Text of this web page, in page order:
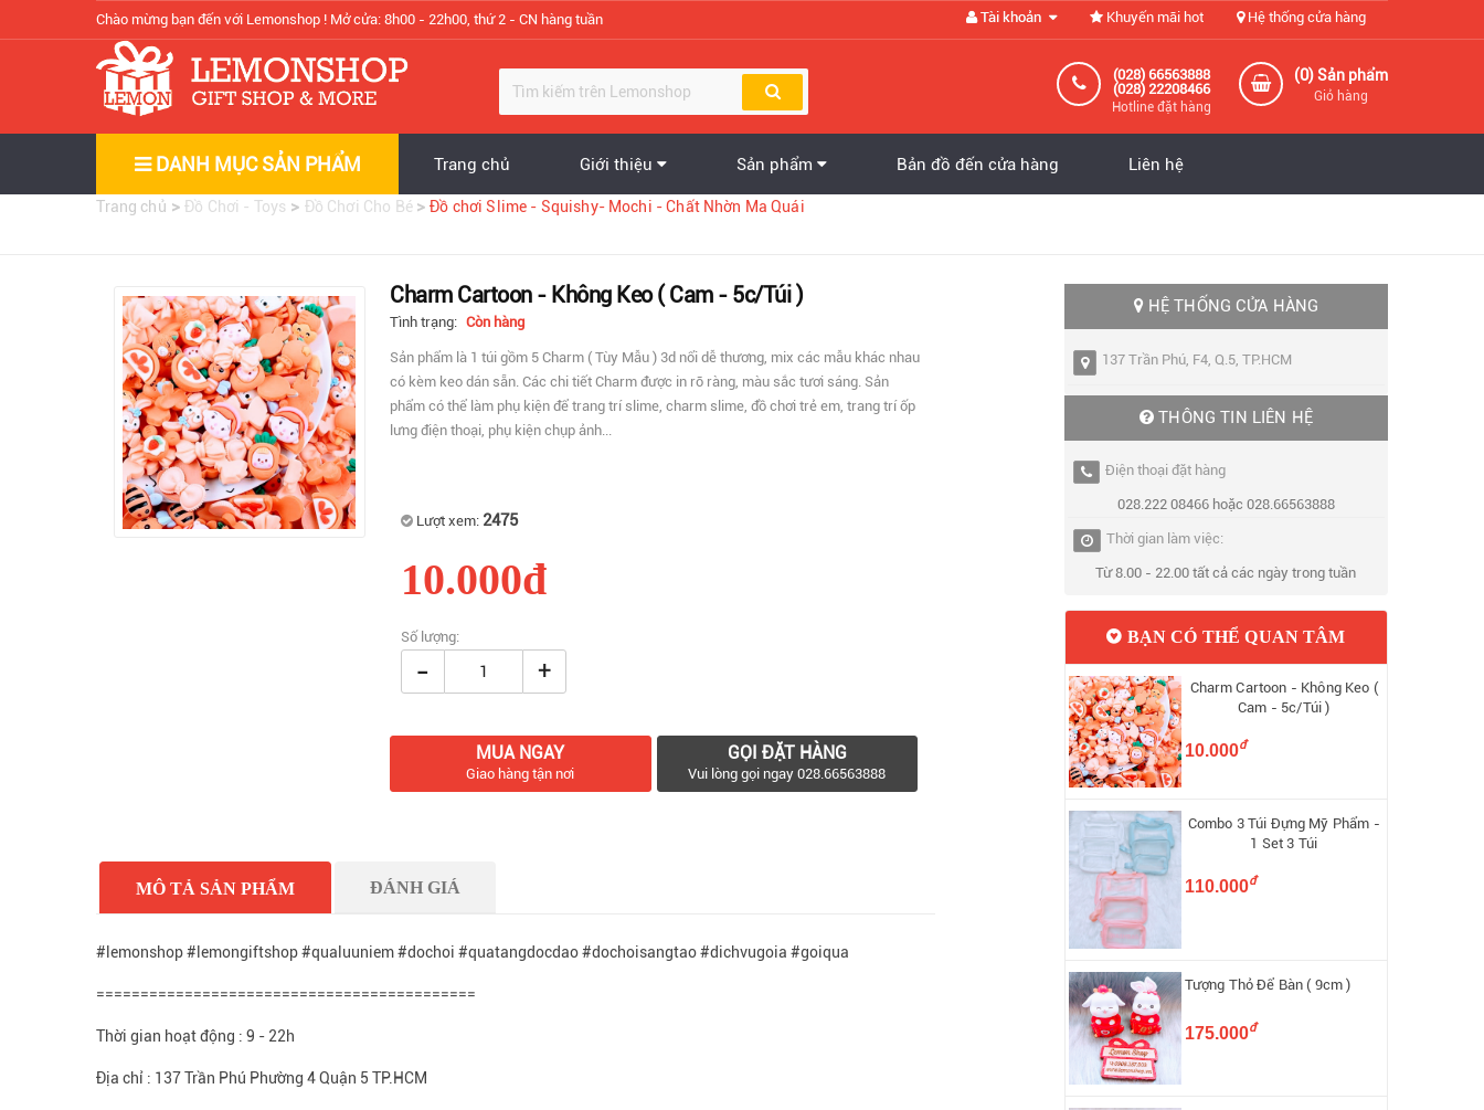
Chào mừng bạn đến với Lemonshop ! Mở cửa: 8h00 - 22h00, thứ 2 - CN hàng tuần Tài khoản Khuyến mãi hot Hệ thống cửa hàng
(0) Sản phẩm
Giỏ hàng
(028) 66563888
(028) 22208466
Hotline đặt hàng
DANH MỤC SẢN PHẨM Trang chủ Giới thiệu Sản phẩm Bản đồ đến cửa hàng Liên hệ
Trang chủ >Đồ Chơi - Toys > Đồ Chơi Cho Bé >Đồ chơi Slime - Squishy- Mochi - Chất Nhờn Ma Quái
Charm Cartoon - Không Keo ( Cam - 5c/Túi )
Tình trạng: Còn hàng
Sản phẩm là 1 túi gồm 5 Charm ( Tùy Mẫu ) 3d nổi dễ thương, mix các mẫu khác nhau
có kèm keo dán sẵn. Các chi tiết Charm được in rõ ràng, màu sắc tươi sáng. Sản
phẩm có thể làm phụ kiện để trang trí slime, charm slime, đồ chơi trẻ em, trang trí ốp
lưng điện thoại, phụ kiện chụp ảnh...
Lượt xem: 2475
10.000đ
Số lượng:
- +
MUA NGAY
Giao hàng tận nơi
GỌI ĐẶT HÀNG
Vui lòng gọi ngay 028.66563888
MÔ TẢ SẢN PHẨM ĐÁNH GIÁ
#lemonshop #lemongiftshop #qualuuniem #dochoi #quatangdocdao #dochoisangtao #dichvugoia #goiqua
===========================================
Thời gian hoạt động : 9 - 22h
Địa chỉ : 137 Trần Phú Phường 4 Quận 5 TP.HCM
HỆ THỐNG CỬA HÀNG
137 Trần Phú, F4, Q.5, TP.HCM
THÔNG TIN LIÊN HỆ
Điện thoại đặt hàng
028.222 08466 hoặc 028.66563888
Thời gian làm việc:
Từ 8.00 - 22.00 tất cả các ngày trong tuần
BẠN CÓ THỂ QUAN TÂM
Charm Cartoon - Không Keo (
Cam - 5c/Túi )
10.000đ
Combo 3 Túi Đựng Mỹ Phẩm -
1 Set 3 Túi
110.000đ
Tượng Thỏ Để Bàn ( 9cm )
175.000đ